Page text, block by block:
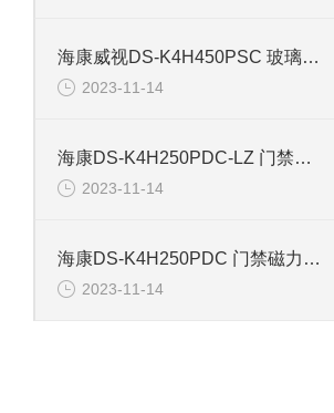
海康威视DS-K4H450PSC 玻璃门木门单门磁力锁
2023-11-14
海康DS-K4H250PDC-LZ 门禁双门磁力锁
2023-11-14
海康DS-K4H250PDC 门禁磁力锁双门
2023-11-14